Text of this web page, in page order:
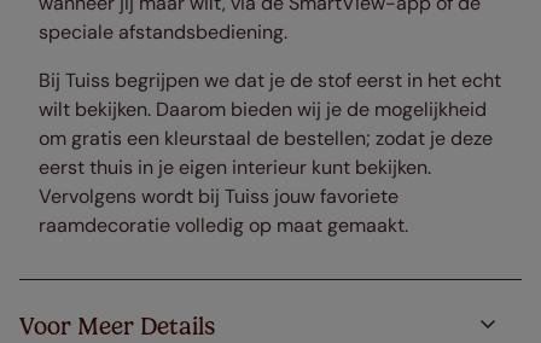
speciale afstandsbediening.
Bij Tuiss begrijpen we dat je de stof eerst in het echt
wilt bekijken. Daarom bieden wij je de mogelijkheid
om gratis een kleurstaal de bestellen; zodat je deze
eerst thuis in je eigen interieur kunt bekijken.
Vervolgens wordt bij Tuiss jouw favoriete
raamdecoratie volledig op maat gemaakt.
Voor Meer Details